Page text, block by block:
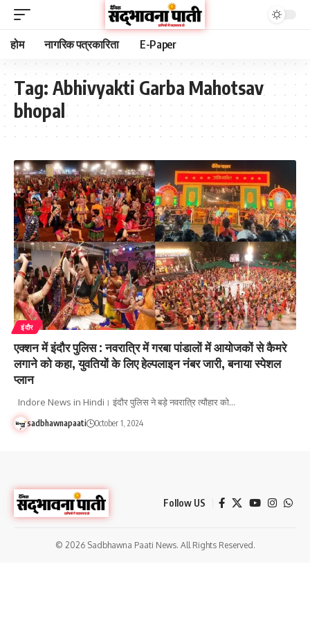
होम नागरिक पत्रकारिता E-Paper
Tag: Abhivyakti Garba Mahotsav
bhopal
इंदौर
एक्शन में इंदौर पुलिस : नवरात्रि में गरबा पांडालों में आयोजकों से कैमरे
लगाने को कहा, युवतियों के लिए हेल्पलाइन नंबर जारी, बनाया स्पेशल
प्लान
Indore News in Hindi। इंदौर पुलिस ने बड़े नवरात्रि त्यौहार को…
sadbhawnapaati October 1, 2024
Follow US
© 2026 Sadbhawna Paati News. All Rights Reserved.